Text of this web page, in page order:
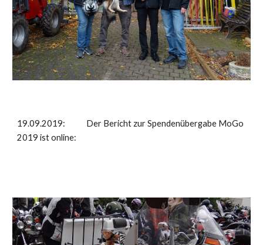
19.09.2019: Der Bericht zur Spendenübergabe MoGo
2019 ist online: